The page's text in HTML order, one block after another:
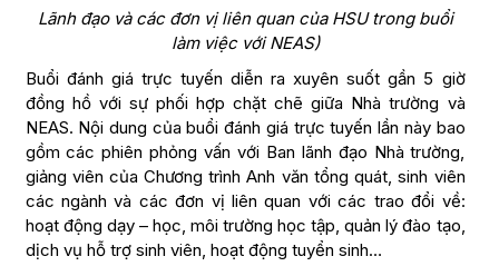
Lãnh đạo và các đơn vị liên quan của HSU trong buổi
làm việc với NEAS)
Buổi đánh giá trực tuyến diễn ra xuyên suốt gần 5 giờ
đồng hồ với sự phối hợp chặt chẽ giữa Nhà trường và
NEAS. Nội dung của buổi đánh giá trực tuyến lần này bao
gồm các phiên phỏng vấn với Ban lãnh đạo Nhà trường,
giảng viên của Chương trình Anh văn tổng quát, sinh viên
các ngành và các đơn vị liên quan với các trao đổi về:
hoạt động dạy – học, môi trường học tập, quản lý đào tạo,
dịch vụ hỗ trợ sinh viên, hoạt động tuyển sinh…